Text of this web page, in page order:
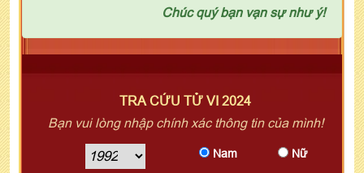
Chúc quý bạn vạn sự như ý!
TRA CỨU TỬ VI 2024
Bạn vui lòng nhập chính xác thông tin của mình!
Nam Nữ